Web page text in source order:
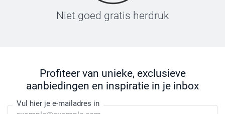
Niet goed gratis herdruk
Profiteer van unieke, exclusieve
aanbiedingen en inspiratie in je inbox
Vul hier je e-mailadres in